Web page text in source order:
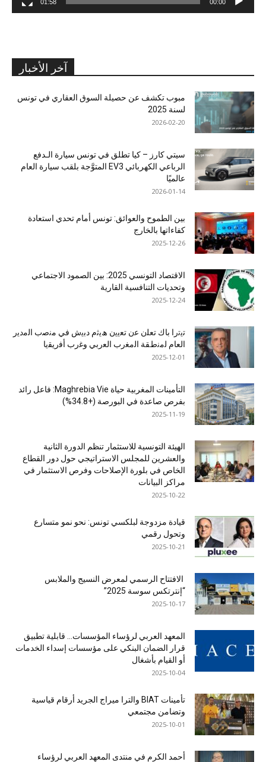
00:00
01:58
آخر الأخبار
مبوب تكشف عن حصيلة السوق العقاري في تونس
لسنة 2025
2026-02-20
سيتي كارز – كيا تطلق في تونس سيارة الـدفع
الرباعي الكهربائي EV3 المتوَّجة بلقب سيارة العام
عالميًا
2026-01-14
بين الطموح والعوائق: تونس أمام تحدي استعادة
كفاءاتها بالخارج
2025-12-26
الاقتصاد التونسي 2025: بين الصمود الاجتماعي
وتحديات التنافسية القارية
2025-12-24
ﺗﯾﺗرا ﺑﺎك ﺗﻌﻠن ﻋن ﺗﻌﯾﯾن ھﯾﺛم دﺑﯾش ﻓﻲ ﻣﻧﺻب اﻟﻣدﯾر
اﻟﻌﺎم ﻟﻣﻧطﻘﺔ اﻟﻣﻐرب اﻟﻌرﺑﻲ وﻏرب أﻓرﯾﻘﯾﺎ
2025-12-01
التأمينات المغربية حياة Maghrebia Vie: فاعل رائد
بفرص صاعدة في البورصة (+34.8%)
2025-11-19
الهيئة التونسية للاستثمار تنظم الدورة الثانية
والعشرين للمجلس الاستراتيجي حول دور القطاع
الخاص في بلورة الإصلاحات وفرص الاستثمار في
مراكز البيانات
2025-10-22
قيادة مزدوجة لبلكسي تونس: نحو نمو متسارع
وتحول رقمي
2025-10-21
الافتتاح الرسمي لمعرض النسيج والملابس
“إنترتكس سوسة 2025”
2025-10-17
المعهد العربي لرؤساء المؤسسات… قابلية تطبيق
قرار الضمان البنكي على مؤسسات إسداء الخدمات
أو القيام بأشغال
2025-10-04
تأمينات BIAT والترا ميراج الجريد أرقام قياسية
وتضامن مجتمعي
2025-10-01
أحمد الكرم في منتدى المعهد العربي لرؤساء